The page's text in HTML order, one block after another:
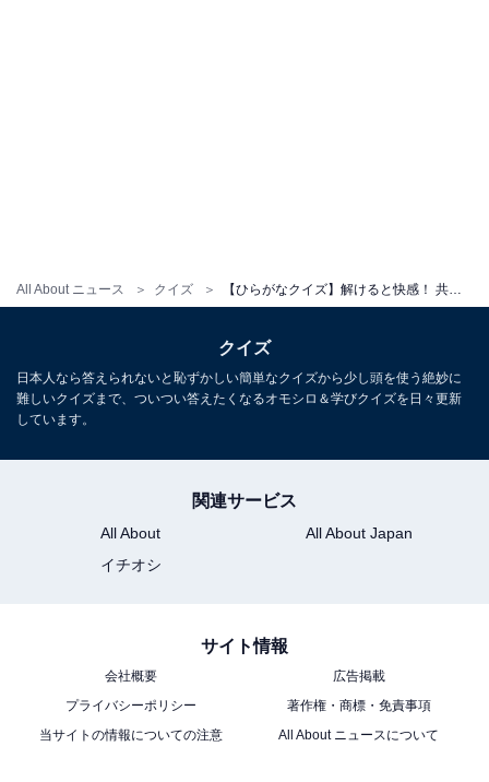
All About ニュース クイズ
クイズ
日本人なら答えられないと恥ずかしい簡単なクイズから少し頭を使う絶妙に
難しいクイズまで、ついつい答えたくなるオモシロ＆学びクイズを日々更新
しています。
関連サービス
All About
All About Japan
イチオシ
サイト情報
会社概要
広告掲載
プライバシーポリシー
著作権・商標・免責事項
当サイトの情報についての注意
All About ニュースについて